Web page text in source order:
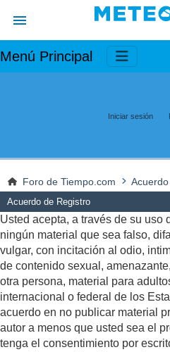
Menú Principal
Iniciar sesión
Foro de Tiempo.com
Acuerdo de Registro
Usted acepta, a través de su uso
ningún material que sea falso,
vulgar, con incitación al odio,
de contenido sexual,
otra persona, material para
internacional o federal de los
acuerdo en no publicar material
autor a menos que usted sea el
tenga el consentimiento por